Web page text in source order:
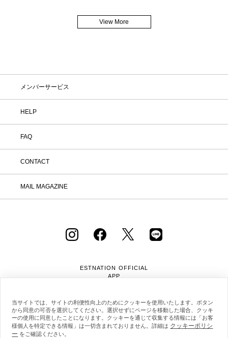
View More
メンバーサービス
HELP
FAQ
CONTACT
MAIL MAGAZINE
ESTNATION OFFICIAL
APP
会社概要
当サイトでは、サイトの利便性向上のためにクッキーを使用いたします。ボタン
から同意の可否を選択してください。選択せずにページを移動した場合、クッキ
ーの使用に同意したことになります。クッキーを通じて収集する情報には「お客
様個人を特定できる情報」は一切含まれておりません。詳細は クッキーポリシ
ー をご確認ください。